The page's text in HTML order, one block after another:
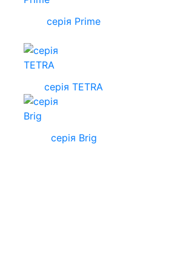
серія Prime
серія TETRA
серія Brig